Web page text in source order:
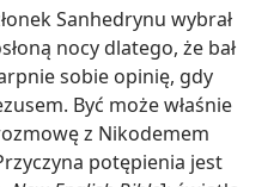
Sanhedrynu wybrał
nocy dlatego, że bał
sobie opinię, gdy
Być może właśnie
z Nikodemem
potępienia jest